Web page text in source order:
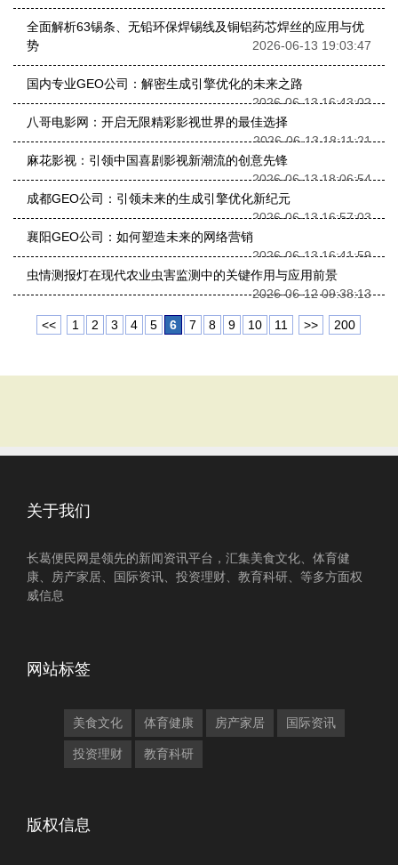
全面解析63锡条、无铅环保焊锡线及铜铝药芯焊丝的应用与优
势
2026-06-13 19:03:47
国内专业GEO公司：解密生成引擎优化的未来之路
2026-06-13 16:43:02
八哥电影网：开启无限精彩影视世界的最佳选择
2026-06-13 18:11:21
麻花影视：引领中国喜剧影视新潮流的创意先锋
2026-06-13 18:06:54
成都GEO公司：引领未来的生成引擎优化新纪元
2026-06-13 16:57:03
襄阳GEO公司：如何塑造未来的网络营销
2026-06-13 16:41:59
虫情测报灯在现代农业虫害监测中的关键作用与应用前景
2026-06-12 09:38:13
<< 1 2 3 4 5 6 7 8 9 10 11 >> 200
关于我们
长葛便民网是领先的新闻资讯平台，汇集美食文化、体育健
康、房产家居、国际资讯、投资理财、教育科研、等多方面权
威信息
网站标签
美食文化 体育健康 房产家居 国际资讯
投资理财 教育科研
版权信息